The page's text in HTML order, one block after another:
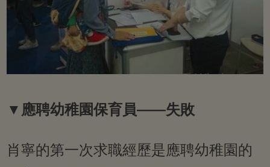
▼應聘幼稚園保育員——失敗
肖寧的第一次求職經歷是應聘幼稚園的